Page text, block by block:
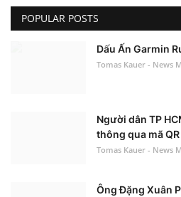
POPULAR POSTS
Dấu Ấn Garmin
Tomas Kauer - News
Người dân TP
thông qua mã
Tomas Kauer - News
Ông Đặng Xuân